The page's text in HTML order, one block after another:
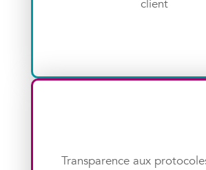
client
Transparence aux